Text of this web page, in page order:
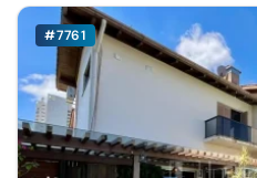
#7761